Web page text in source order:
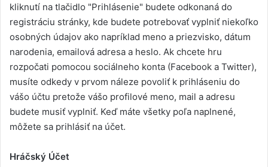
kliknutí na tlačidlo "Prihlásenie" budete odkonaná do
registráciu stránky, kde budete potrebovať vyplniť niekoľko
osobných údajov ako napríklad meno a priezvisko, dátum
narodenia, emailová adresa a heslo. Ak chcete hru
rozpočati pomocou sociálneho konta (Facebook a Twitter),
musíte odkedy v prvom náleze povoliť k prihláseniu do
vášo účtu pretože vášo profilové meno, mail a adresu
budete musiť vyplniť. Keď máte všetky poľa naplnené,
môžete sa prihlásiť na účet.
Hráčský Účet